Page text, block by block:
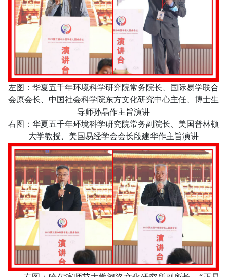
左图：华夏五千年环境科学研究院常务院长、国际易学联合
会原会长、中国社会科学院东方文化研究中心主任、博士生
导师孙晶作主旨演讲
右图：华夏五千年环境科学研究院常务副院长、美国普林顿
大学教授、美国易经学会会长段建华作主旨演讲